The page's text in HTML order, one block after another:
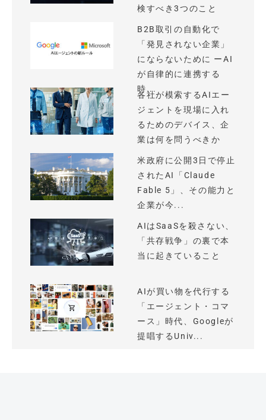
検すべき3つのこと
B2B取引の自動化で
「発見されない企業」
にならないために ーAI
が自律的に連携する
時...
各社が模索するAIエー
ジェントを現場に入れ
るためのデバイス、企
業は何を問うべきか
米政府に公開3日で停止
されたAI「Claude
Fable 5」、その能力と
企業が今...
AIはSaaSを殺さない、
「共存戦争」の裏で本
当に起きていること
AIが買い物を代行する
「エージェント・コマ
ース」時代、Googleが
提唱するUniv...